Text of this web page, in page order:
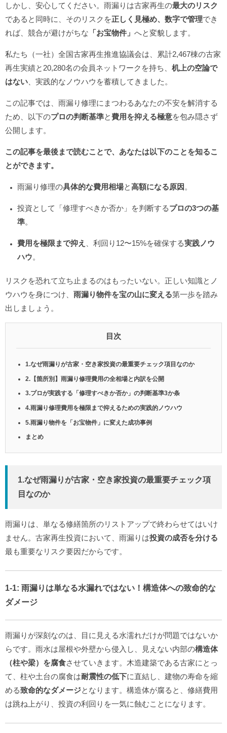
しかし、安心してください。雨漏りは古家再生の最大のリスク
であると同時に、そのリスクを正しく見極め、数字で管理でき
れば、競合が避けがちな 「お宝物件」 へと変貌します。
私たち（一社）全国古家再生推進協議会は、累計2,467棟の古家
再生実績と20,280名の会員ネットワークを持ち、 机上の空論で
はない 、実践的なノウハウを蓄積してきました。
この記事では、雨漏り修理にまつわるあなたの不安を解消する
ため、以下のプロの判断基準と費用を抑える極意を包み隠さず
公開します。
この記事を最後まで読むことで、あなたは以下のことを知るこ
とができます。
雨漏り修理の具体的な費用相場と高額になる原因 。
投資として「修理すべきか否か」を判断するプロの3つの基
準。
費用を極限まで抑え 、利回り12〜15%を確保する実践ノウ
ハウ。
リスクを恐れて立ち止まるのはもったいない。正しい知識とノ
ウハウを身につけ、 雨漏り物件を宝の山に変える第一歩を踏み
出しましょう。
目次
1.なぜ雨漏りが古家・空き家投資の最重要チェック項目なのか
2.【箇所別】雨漏り修理費用の全相場と内訳を公開
3.プロが実践する「修理すべきか否か」の判断基準3か条
4.雨漏り修理費用を極限まで抑えるための実践的ノウハウ
5.雨漏り物件を「お宝物件」に変えた成功事例
まとめ
1.なぜ雨漏りが古家・空き家投資の最重要チェック項
目 なのか
雨漏りは、単なる修繕箇所のリストアップで終わらせてはいけ
ません。古家再生投資において、雨漏りは投資の成否を分ける
最も重要なリスク要因だからです。
1-1: 雨漏りは単なる水漏れではない！ 構造体への致命的な
ダメージ
雨漏りが深刻なのは、目に見える水濡れだけが問題ではないか
らです。雨水は屋根や外壁から侵入し、見えない内部の構造体
（柱や梁）を腐食させていきます。木造建築である古家にとっ
て、柱や土台の腐食は耐震性の低下に直結し、建物の寿命を縮
める致命的なダメージとなります。構造体が腐ると、修繕費用
は跳ね上がり、投資の利回りを一気に蝕むことになります。